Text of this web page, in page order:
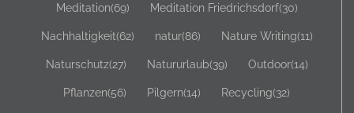
Meditation(69) Meditation Friedrichsdorf(30)
Nachhaltigkeit(62) natur(86) Nature Writing(11)
Naturschutz(27) Natururlaub(39) Outdoor(14)
Pflanzen(56) Pilgern(14) Recycling(32)